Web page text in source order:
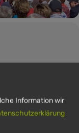
mit
Information wir